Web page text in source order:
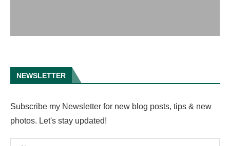
NEWSLETTER
Subscribe my Newsletter for new blog posts, tips & new
photos. Let's stay updated!